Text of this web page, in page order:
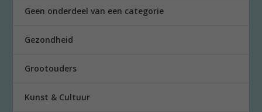
Geen onderdeel van een categorie
Gezondheid
Grootouders
Kunst & Cultuur